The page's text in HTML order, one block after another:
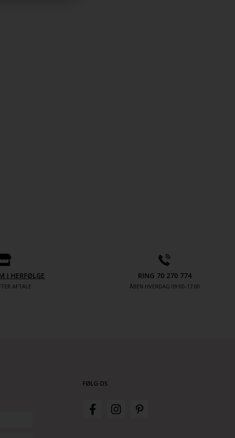
I HERFØLGE
AFTALE
RING 70 270 774
ÅBEN HVERDAG 09:00-17.00
FØLG OS